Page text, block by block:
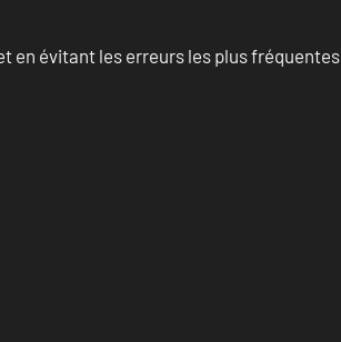
en évitant les erreurs les plus fréquentes